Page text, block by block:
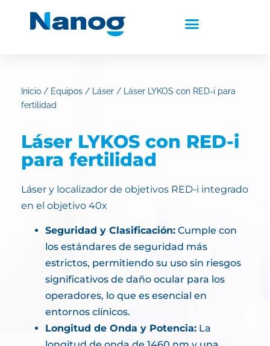
Inicio / Equipos / Láser / Láser LYKOS con RED-i para
fertilidad
Láser LYKOS con RED-i
para fertilidad
Láser y localizador de objetivos RED-i integrado
en el objetivo 40x
Seguridad y Clasificación: Cumple con
los estándares de seguridad más
estrictos, permitiendo su uso sin riesgos
significativos de daño ocular para los
operadores, lo que es esencial en
entornos clínicos.
Longitud de Onda y Potencia: La